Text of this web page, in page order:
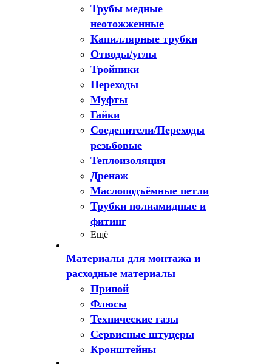
Трубы медные
неотожженные
Капиллярные трубки
Отводы/углы
Тройники
Переходы
Муфты
Гайки
Соеденители/Переходы
резьбовые
Теплоизоляция
Дренаж
Маслоподъёмные петли
Трубки полиамидные и
фитинг
Ещё
Материалы для монтажа и
расходные материалы
Припой
Флюсы
Технические газы
Сервисные штуцеры
Кронштейны